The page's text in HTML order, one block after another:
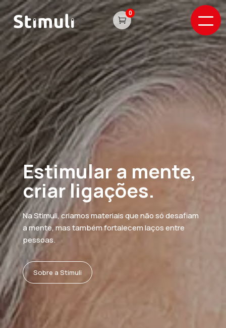

Estimular a mente,
criar ligações.
Na Stimuli, criamos materiais que não só desafiam
a mente, mas também fortalecem laços entre
pessoas.
Sobre a Stimuli